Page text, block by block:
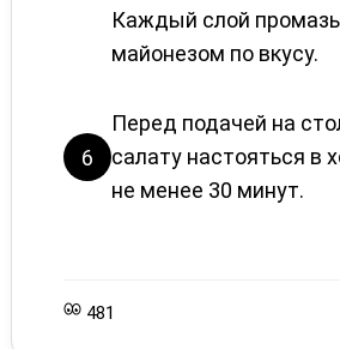
Каждый слой
майонезом по вкусу.
6
Перед подачей на
салату настояться в
не менее 30 минут.
481